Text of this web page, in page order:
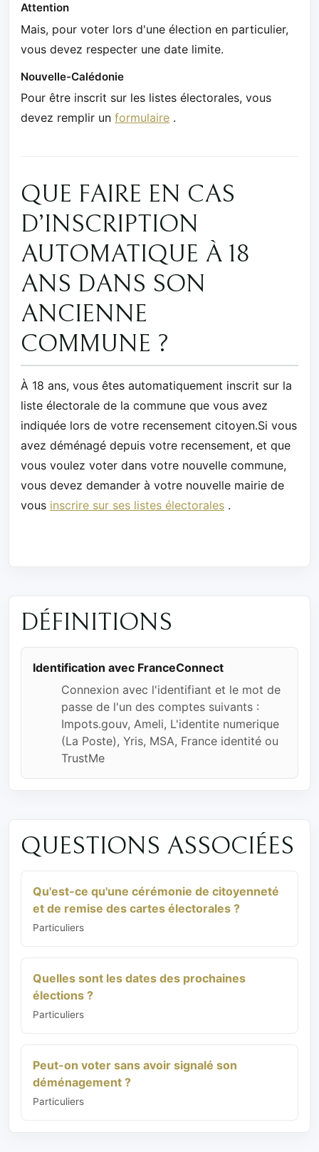
Attention
Mais, pour voter lors d'une élection en particulier,
vous devez respecter une date limite.
Nouvelle-Calédonie
Pour être inscrit sur les listes électorales, vous
devez remplir un formulaire .
QUE FAIRE EN CAS
D’INSCRIPTION
AUTOMATIQUE À 18
ANS DANS SON
ANCIENNE
COMMUNE ?
À 18 ans, vous êtes automatiquement inscrit sur la
liste électorale de la commune que vous avez
indiquée lors de votre recensement citoyen.Si vous
avez déménagé depuis votre recensement, et que
vous voulez voter dans votre nouvelle commune,
vous devez demander à votre nouvelle mairie de
vous inscrire sur ses listes électorales .
DÉFINITIONS
Identification avec FranceConnect
Connexion avec l'identifiant et le mot de
passe de l'un des comptes suivants :
Impots.gouv, Ameli, L'identite numerique
(La Poste), Yris, MSA, France identité ou
TrustMe
QUESTIONS ASSOCIÉES
Qu'est-ce qu'une cérémonie de citoyenneté
et de remise des cartes électorales ?
Particuliers
Quelles sont les dates des prochaines
élections ?
Particuliers
Peut-on voter sans avoir signalé son
déménagement ?
Particuliers